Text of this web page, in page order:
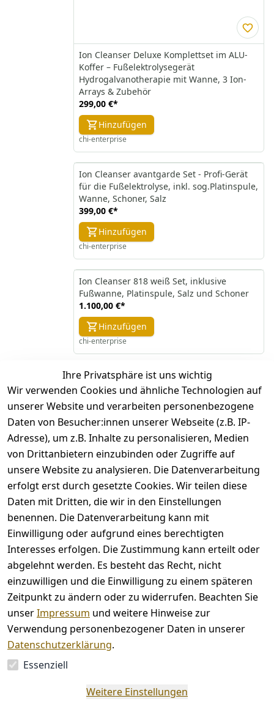
Ion Cleanser Deluxe Komplettset im ALU-
Koffer – Fußelektrolysegerät
Hydrogalvanotherapie mit Wanne, 3 Ion-
Arrays & Zubehör
299,00 €*
Hinzufügen
chi-enterprise
Ion Cleanser avantgarde Set - Profi-Gerät
für die Fußelektrolyse, inkl. sog.Platinspule,
Wanne, Schoner, Salz
399,00 €*
Hinzufügen
chi-enterprise
Ion Cleanser 818 weiß Set, inklusive
Fußwanne, Platinspule, Salz und Schoner
1.100,00 €*
Hinzufügen
chi-enterprise
inkl. ges. MwSt
1
Ihre Privatsphäre ist uns wichtig
Wir verwenden Cookies und ähnliche Technologien auf
unserer Website und verarbeiten personenbezogene
Daten von Besucher:innen unserer Webseite (z.B. IP-
Adresse), um z.B. Inhalte zu personalisieren, Medien
von Drittanbietern einzubinden oder Zugriffe auf
unsere Website zu analysieren. Die Datenverarbeitung
erfolgt erst durch gesetzte Cookies. Wir teilen diese
Daten mit Dritten, die wir in den Einstellungen
benennen. Die Datenverarbeitung kann mit
Einwilligung oder aufgrund eines berechtigten
Interesses erfolgen. Die Zustimmung kann erteilt oder
abgelehnt werden. Es besteht das Recht, nicht
einzuwilligen und die Einwilligung zu einem späteren
Zeitpunkt zu ändern oder zu widerrufen. Beachten Sie
unserImpressum und weitere Hinweise zur
Verwendung personenbezogener Daten in unserer
Datenschutzerklärung.
Essenziell
Weitere Einstellungen
Rechtliches
AGB
Impressum
Datenschutze
rklärung
Barrierefreihe
itserklärung
Widerrufsrec
ht
Kontakt
Kontakt
Registrieren
widerrufen